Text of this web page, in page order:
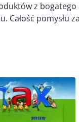
z
pomysłu